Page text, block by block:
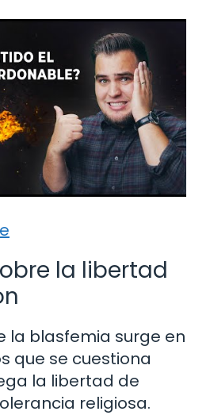
la libertad
la blasfemia surge en
que se cuestiona
la libertad de
religiosa.